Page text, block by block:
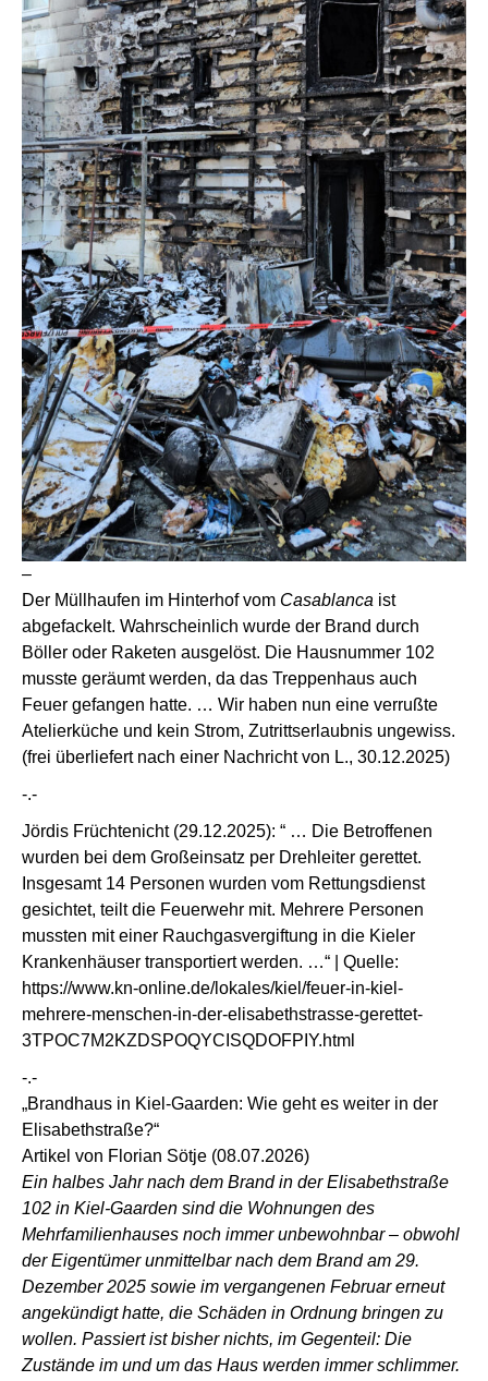
–
Der Müllhaufen im Hinterhof vom Casablanca ist
abgefackelt. Wahrscheinlich wurde der Brand durch
Böller oder Raketen ausgelöst. Die Hausnummer 102
musste geräumt werden, da das Treppenhaus auch
Feuer gefangen hatte. … Wir haben nun eine verrußte
Atelierküche und kein Strom, Zutrittserlaubnis ungewiss.
(frei überliefert nach einer Nachricht von L., 30.12.2025)
-.-
Jördis Früchtenicht (29.12.2025): “ … Die Betroffenen
wurden bei dem Großeinsatz per Drehleiter gerettet.
Insgesamt 14 Personen wurden vom Rettungsdienst
gesichtet, teilt die Feuerwehr mit. Mehrere Personen
mussten mit einer Rauchgasvergiftung in die Kieler
Krankenhäuser transportiert werden. …“ | Quelle:
https://www.kn-online.de/lokales/kiel/feuer-in-kiel-
mehrere-menschen-in-der-elisabethstrasse-gerettet-
3TPOC7M2KZDSPOQYCISQDOFPIY.html
-.-
„Brandhaus in Kiel-Gaarden: Wie geht es weiter in der
Elisabethstraße?“
Artikel von Florian Sötje (08.07.2026)
Ein halbes Jahr nach dem Brand in der Elisabethstraße
102 in Kiel-Gaarden sind die Wohnungen des
Mehrfamilienhauses noch immer unbewohnbar – obwohl
der Eigentümer unmittelbar nach dem Brand am 29.
Dezember 2025 sowie im vergangenen Februar erneut
angekündigt hatte, die Schäden in Ordnung bringen zu
wollen. Passiert ist bisher nichts, im Gegenteil: Die
Zustände im und um das Haus werden immer schlimmer.